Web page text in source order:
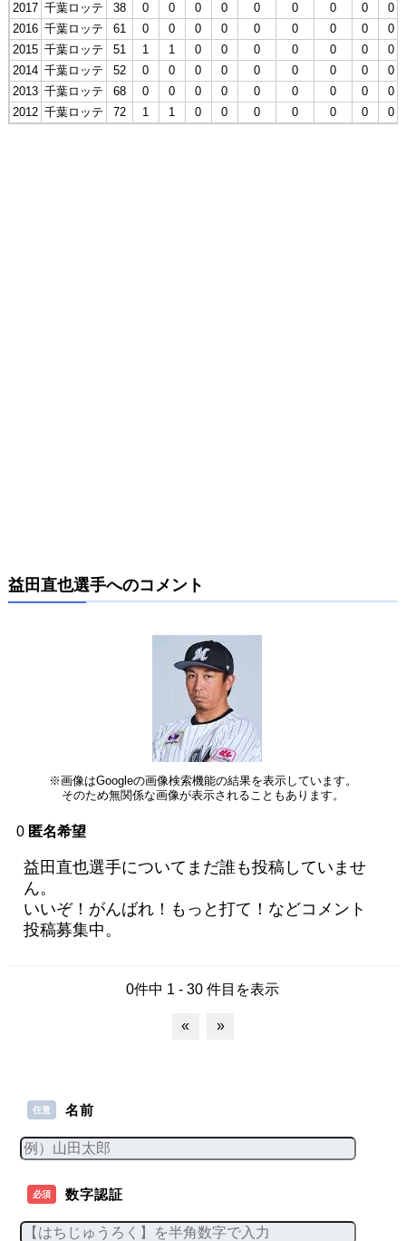
2017 千葉ロッテ 38 0 0 0 0 0 0 0 0
0
2016 千葉ロッテ 61 0 0 0 0 0 0 0 0
0
2015 千葉ロッテ 51 1 1 0 0 0 0 0 0
0
2014 千葉ロッテ 52 0 0 0 0 0 0 0 0
0
2013 千葉ロッテ 68 0 0 0 0 0 0 0 0
0
2012 千葉ロッテ 72 1 1 0 0 0 0 0 0 0
益田直也選手へのコメント
※画像はGoogleの画像検索機能の結果を表示しています。
そのため無関係な画像が表示されることもあります。
0 匿名希望
益田直也選手についてまだ誰も投稿していませ
ん。
いいぞ！がんばれ！もっと打て！などコメント
投稿募集中。
0件中 1 - 30 件目を表示
« »
任意 名前
必須 数字認証